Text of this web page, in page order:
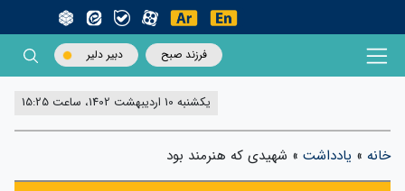
فرزند صبح دبیر دلیر
یکشنبه 10 اردیبهشت 1402، ساعت 15:25
خانه » یادداشت » شهیدی که هنرمند بود